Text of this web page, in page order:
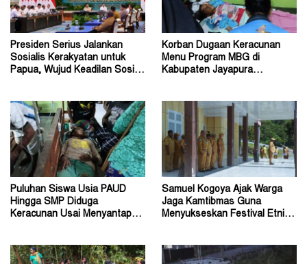
Presiden Serius Jalankan
Sosialis Kerakyatan untuk
Papua, Wujud Keadilan Sosial
Korban Dugaan Keracunan
Menu Program MBG di
Kabupaten Jayapura
Puluhan Siswa Usia PAUD
Hingga SMP Diduga
Keracunan Usai Menyantap
Samuel Kogoya Ajak Warga
Jaga Kamtibmas Guna
Menyukseskan Festival Etnik